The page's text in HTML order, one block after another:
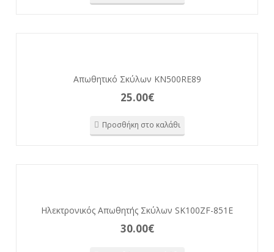
Απωθητικό Σκύλων KN500RE89
25.00€
Προσθήκη στο καλάθι
Ηλεκτρονικός Απωθητής Σκύλων SK100ZF-851E
30.00€